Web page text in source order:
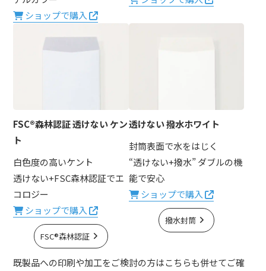
ショップで購入
FSC®森林認証 透けない ケン
ト
白色度の高いケント
透けない+FSC森林認証でエ
コロジー
ショップで購入
FSC®森林認証
透けない 撥水ホワイト
封筒表面で水をはじく
“透けない+撥水” ダブルの機
能で安心
ショップで購入
撥水封筒
既製品への印刷や加工をご検討の方はこちらも併せてご確